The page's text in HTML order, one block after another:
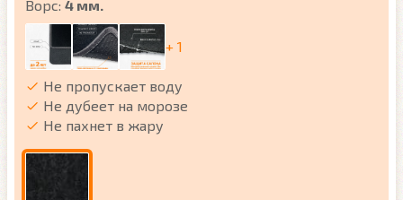
Ворс: 4 мм.
+ 1
Не пропускает воду
Не дубеет на морозе
Не пахнет в жару